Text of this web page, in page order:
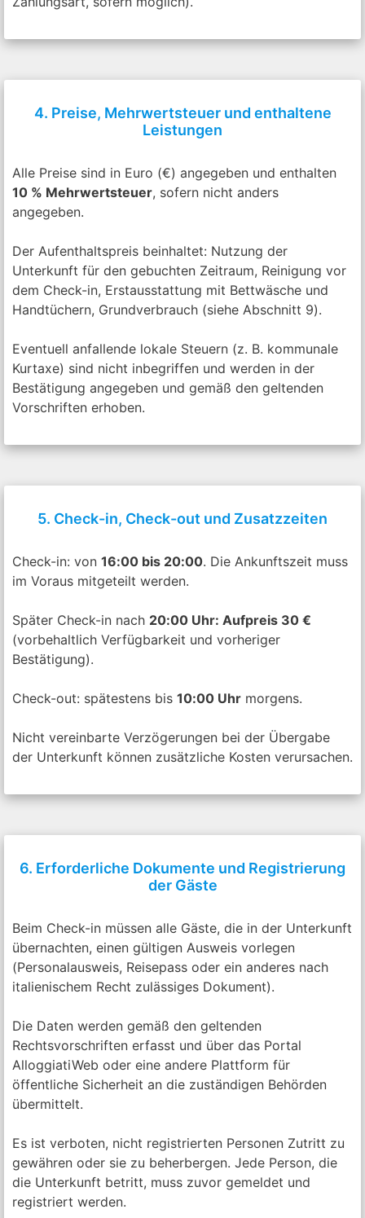
4. Preise, Mehrwertsteuer und enthaltene
Leistungen
Alle Preise sind in Euro (€) angegeben und enthalten
10 % Mehrwertsteuer, sofern nicht anders
angegeben.
Der Aufenthaltspreis beinhaltet: Nutzung der
Unterkunft für den gebuchten Zeitraum, Reinigung vor
dem Check-in, Erstausstattung mit Bettwäsche und
Handtüchern, Grundverbrauch (siehe Abschnitt 9).
Eventuell anfallende lokale Steuern (z. B. kommunale
Kurtaxe) sind nicht inbegriffen und werden in der
Bestätigung angegeben und gemäß den geltenden
Vorschriften erhoben.
5. Check-in, Check-out und Zusatzzeiten
Check-in: von 16:00 bis 20:00. Die Ankunftszeit muss
im Voraus mitgeteilt werden.
Später Check-in nach 20:00 Uhr: Aufpreis 30 €
(vorbehaltlich Verfügbarkeit und vorheriger
Bestätigung).
Check-out: spätestens bis 10:00 Uhr morgens.
Nicht vereinbarte Verzögerungen bei der Übergabe
der Unterkunft können zusätzliche Kosten verursachen.
6. Erforderliche Dokumente und Registrierung
der Gäste
Beim Check-in müssen alle Gäste, die in der Unterkunft
übernachten, einen gültigen Ausweis vorlegen
(Personalausweis, Reisepass oder ein anderes nach
italienischem Recht zulässiges Dokument).
Die Daten werden gemäß den geltenden
Rechtsvorschriften erfasst und über das Portal
AlloggiatiWeb oder eine andere Plattform für
öffentliche Sicherheit an die zuständigen Behörden
übermittelt.
Es ist verboten, nicht registrierten Personen Zutritt zu
gewähren oder sie zu beherbergen. Jede Person, die
die Unterkunft betritt, muss zuvor gemeldet und
registriert werden.